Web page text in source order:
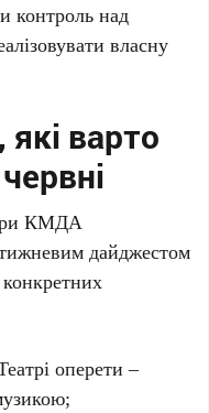
контроль над
власну
варто
КМДА
дайджестом
оперети –